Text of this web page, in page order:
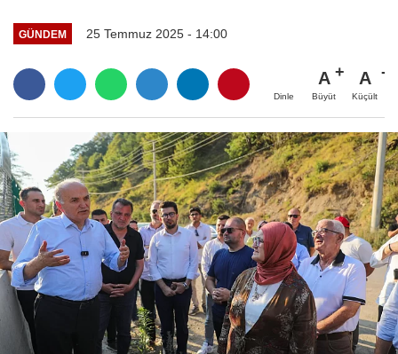
GÜNDEM 25 Temmuz 2025 - 14:00
Dinle
A
Büyüt
A
Küçült